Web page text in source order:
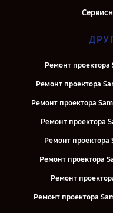
Ремонт проектора
Ремонт проектора
Ремонт проектора
Ремонт проектора
Ремонт проектора
Ремонт проектора
Ремонт
Ремонт проектора